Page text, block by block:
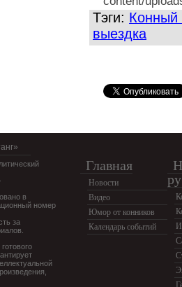
Тэги: Конный
выездка
в
номер
за
Главная
Новости
Видео
Юмор от конников
Календарь событий